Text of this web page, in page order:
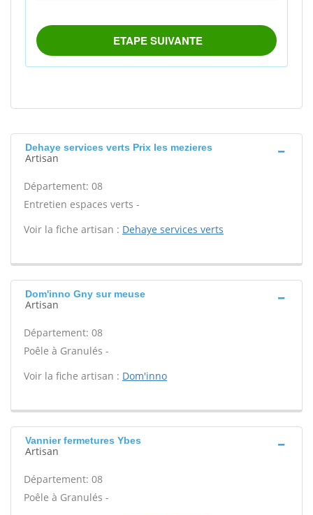
Dehaye services verts Prix les mezieres
Artisan
Département: 08
Entretien espaces verts -
Voir la fiche artisan : Dehaye services verts
Dom'inno Gny sur meuse
Artisan
Département: 08
Poêle à Granulés -
Voir la fiche artisan : Dom'inno
Vannier fermetures Ybes
Artisan
Département: 08
Poêle à Granulés -